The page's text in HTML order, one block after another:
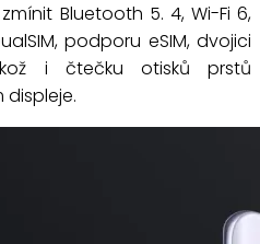
Bluetooth 5. 4, Wi-Fi 6,
podporu eSIM, dvojici
i čtečku otisků prstů